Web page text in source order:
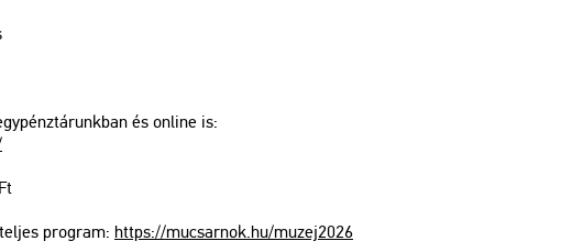
és on­line is:
prog­ram: https://​mu­csar­nok.​hu/​mu­zej2026